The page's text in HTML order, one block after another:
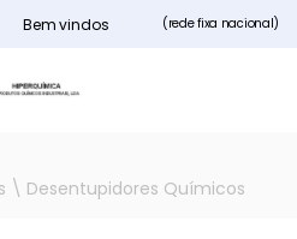
Bem vindos ao nosso site(rede fixa nacional)
\ Desentupidores Químicos